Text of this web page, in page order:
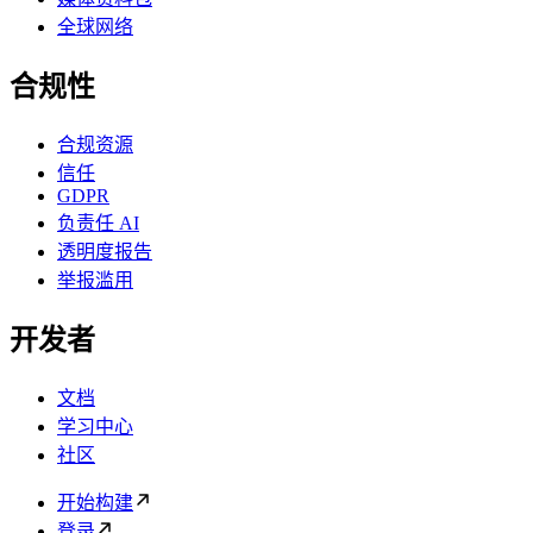
全球网络
合规性
合规资源
信任
GDPR
负责任 AI
透明度报告
举报滥用
开发者
文档
学习中心
社区
开始构建